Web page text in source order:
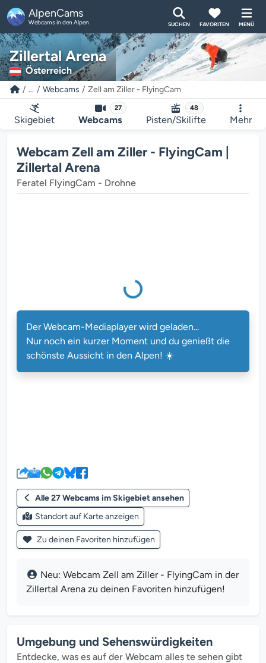
AlpenCams
Webcams in den Alpen SUCHEN FAVORITEN MENÜ
Zillertal Arena
Österreich
... Webcams Zell am Ziller - FlyingCam
Skigebiet
27
Webcams
48
Pisten/Skilifte Mehr
Webcam Zell am Ziller - FlyingCam |
Zillertal Arena
Feratel FlyingCam - Drohne
Der Webcam-Mediaplayer wird
Der Webcam-Mediaplayer wird geladen...
Nur noch ein kurzer Moment und du genießt die
schönste Aussicht in den Alpen! ☀️
Alle 27 Webcams im Skigebiet ansehen
Standort auf Karte anzeigen
Zu deinen Favoriten hinzufügen
Neu: Webcam Zell am Ziller - FlyingCam in der
Zillertal Arena zu deinen Favoriten hinzufügen!
Umgebung und Sehenswürdigkeiten
Entdecke, was es auf der Webcam alles te sehen gibt